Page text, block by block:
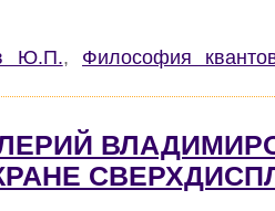
Ю.П., Философия